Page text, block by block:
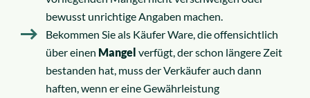
bewusst unrichtige Angaben machen.
Bekommen Sie als Käufer Ware, die offensichtlich
über einen Mangel verfügt, der schon längere Zeit
bestanden hat, muss der Verkäufer auch dann
haften, wenn er eine Gewährleistung